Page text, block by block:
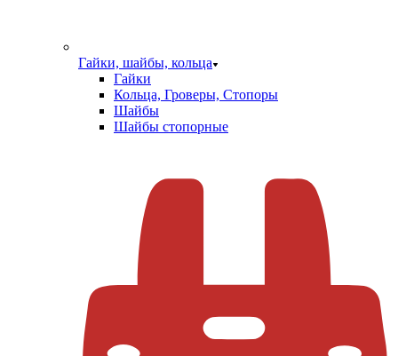
Гайки, шайбы, кольца
Гайки
Кольца, Гроверы, Стопоры
Шайбы
Шайбы стопорные